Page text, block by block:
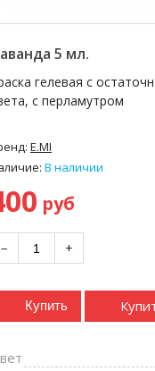
5 мл.
гелевая с
с перламутром
E.MI
В наличии
руб
− +
Купить